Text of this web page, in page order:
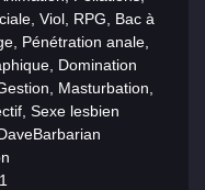
Viol, RPG, Bac à
Pénétration anale,
Domination
Masturbation,
Sexe lesbien